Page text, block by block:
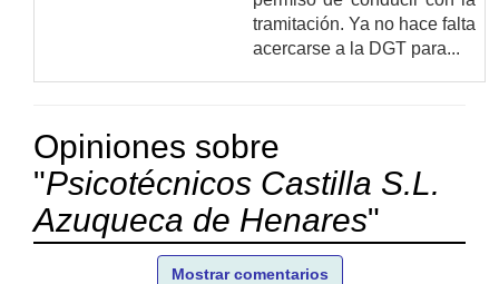
tramitación. Ya no hace falta
acercarse a la DGT para...
Opiniones sobre
"Psicotécnicos Castilla S.L.
Azuqueca de Henares"
Mostrar comentarios